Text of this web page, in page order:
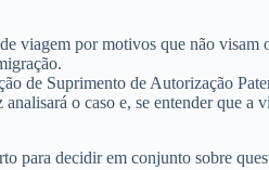
viagem por motivos que não
de Suprimento de Autorização
o caso e, se entender que
para decidir em conjunto sobre